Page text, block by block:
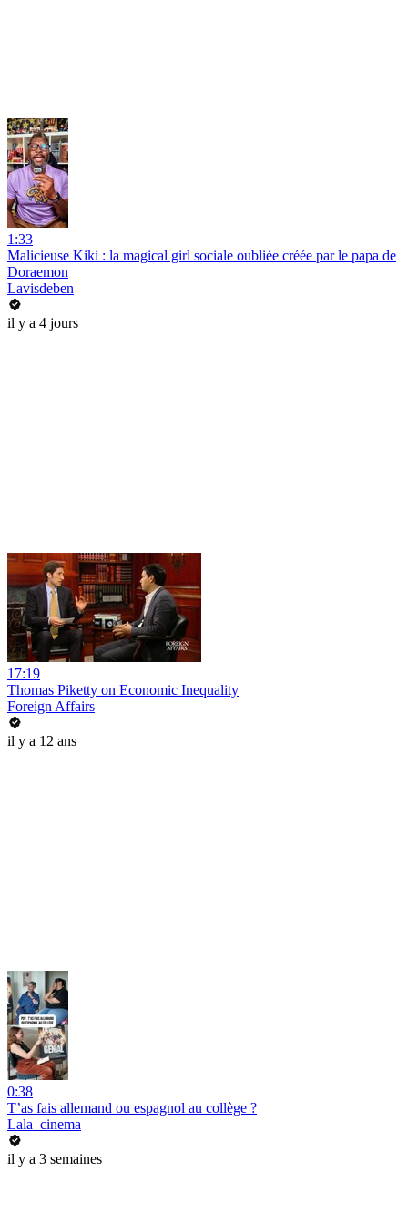
1:33
Malicieuse Kiki : la magical girl sociale oubliée créée par le papa de
Doraemon
Lavisdeben
il y a 4 jours
17:19
Thomas Piketty on Economic Inequality
Foreign Affairs
il y a 12 ans
0:38
T’as fais allemand ou espagnol au collège ?
Lala_cinema
il y a 3 semaines